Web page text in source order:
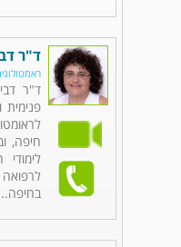
ד"ר
ד"ר
פנימית
חיפה,